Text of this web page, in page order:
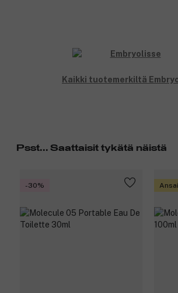
Kaikki tuotemerkiltä
Psst... Saattaisit tykätä näistä
-30%